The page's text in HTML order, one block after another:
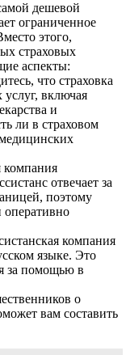
дешевой
ограниченное
этого,
страховых
аспекты:
что страховка
включая
и
ли в страховом
компания
отвечает за
поэтому
компания
языке. Это
за помощью в
о
вам составить